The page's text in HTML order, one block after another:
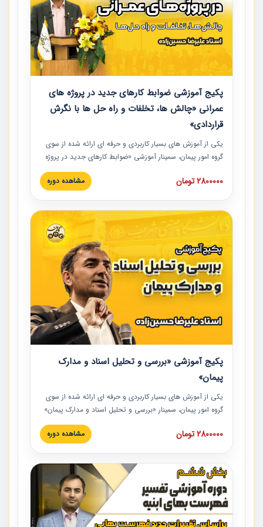
پکیج آموزشی ضوابط کارهای جدید در پروژه های
عمرانی «چالش ها، تخلفات و راه حل ها با نگرش
قراردادی»
یکی از آموزش‏‏‏‏‏‏ های بسیار کاربردی و حرفه‏ ای ارائه شده از سوی
گروه امور پیمان، سمینار آموزشی «ضوابط کارهای جدید در پروژه
های عمرانی» چالش ها، تخلفات و راه حل ها با نگرش قراردادی
است که در محل سندیکای شرکت های ساختمانی کشور ارائه شد.
مدارک پیمان به همراه تجربیات عملی ارائه شده است.
2800000 تومان مشاهده دوره
پکیج آموزشی «بررسی و تحلیل اسناد و مدارک
پیمان»
یکی از آموزش‏‏‏‏‏‏ های بسیار کاربردی و حرفه‏ ای ارائه شده از سوی
گروه امور پیمان، سمینار «بررسی و تحلیل اسناد و مدارک پیمان»
است که در دانشگاه صنعتی شریف ارائه شد. در این آموزش
نکات کلیدی مربوط به اسناد و مدارک پیمان، اولویت بندی اسناد
پیمان به همراه تجربیات عملی در این خصوص ارائه شده است.
2800000 تومان مشاهده دوره